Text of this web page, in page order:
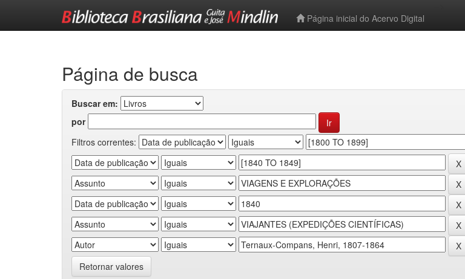
Página inicial do Acervo Digital
Página de busca
Buscar em:
por
Filtros correntes:
Retornar valores